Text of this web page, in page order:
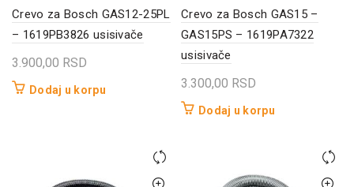
Crevo za Bosch GAS12-25PL
– 1619PB3826 usisivače
3.900,00 RSD
Dodaj u korpu
Crevo za Bosch GAS15 –
GAS15PS – 1619PA7322
usisivače
3.300,00 RSD
Dodaj u korpu